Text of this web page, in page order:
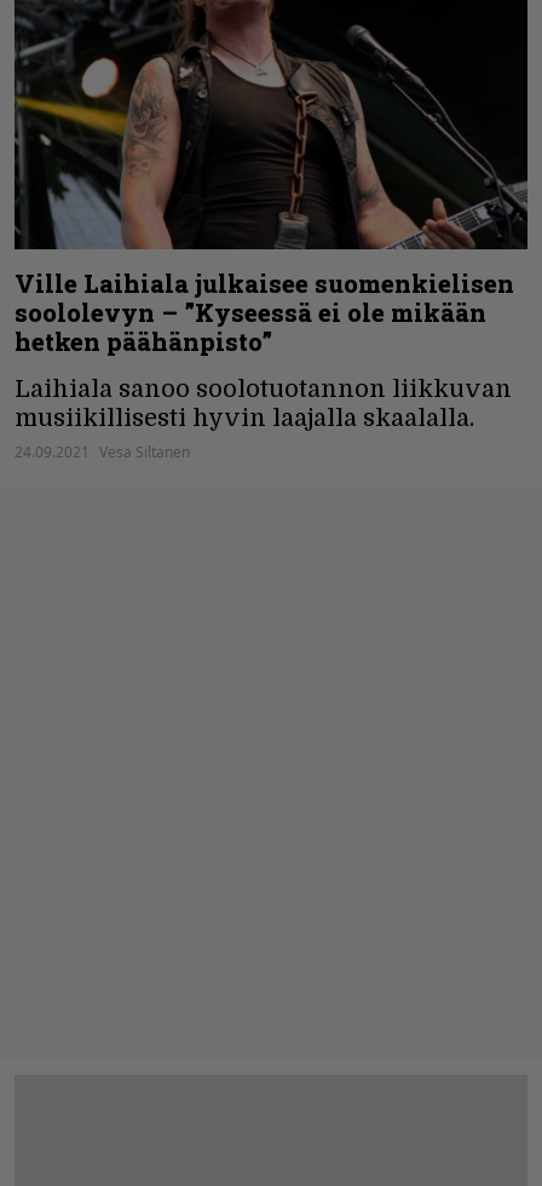
Ville Laihiala julkaisee suomenkielisen
soololevyn – ”Kyseessä ei ole mikään
hetken päähänpisto”
Laihiala sanoo soolotuotannon liikkuvan
musiikillisesti hyvin laajalla skaalalla.
24.09.2021 Vesa Siltanen